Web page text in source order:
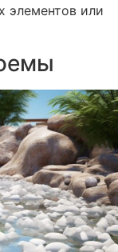
элементов или